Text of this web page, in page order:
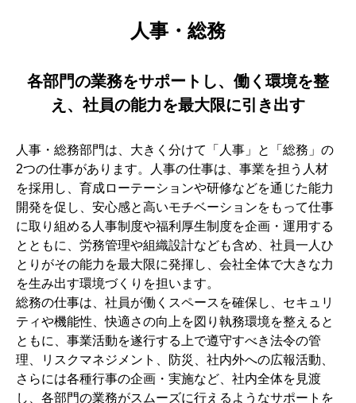
人事・総務
各部門の業務をサポートし、働く環境を整
え、社員の能力を最大限に引き出す
人事・総務部門は、大きく分けて「人事」と「総務」の
2つの仕事があります。人事の仕事は、事業を担う人材
を採用し、育成ローテーションや研修などを通じた能力
開発を促し、安心感と高いモチベーションをもって仕事
に取り組める人事制度や福利厚生制度を企画・運用する
とともに、労務管理や組織設計なども含め、社員一人ひ
とりがその能力を最大限に発揮し、会社全体で大きな力
を生み出す環境づくりを担います。
総務の仕事は、社員が働くスペースを確保し、セキュリ
ティや機能性、快適さの向上を図り執務環境を整えると
ともに、事業活動を遂行する上で遵守すべき法令の管
理、リスクマネジメント、防災、社内外への広報活動、
さらには各種行事の企画・実施など、社内全体を見渡
し、各部門の業務がスムーズに行えるようなサポートを